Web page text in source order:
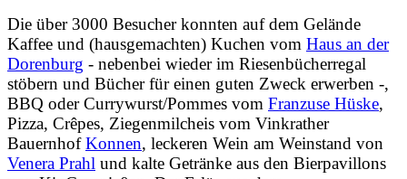
Die über 3000 Besucher konnten auf dem Gelände
Kaffee und (hausgemachten) Kuchen vom Haus an der
Dorenburg - nebenbei wieder im Riesenbücherregal
stöbern und Bücher für einen guten Zweck erwerben -,
BBQ oder Currywurst/Pommes vom Franzuse Hüske,
Pizza, Crêpes, Ziegenmilcheis vom Vinkrather
BauernhofKonnen, leckeren Wein am Weinstand von
Venera Prahl und kalte Getränke aus den Bierpavillons